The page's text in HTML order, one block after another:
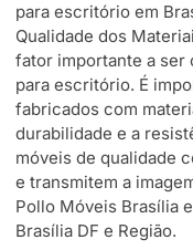
para escritório em
Qualidade dos
fator importante a ser
para escritório. É
fabricados com
durabilidade e a
móveis de qualidade
e transmitem a
Pollo Móveis Brasília
Brasília DF e Região.